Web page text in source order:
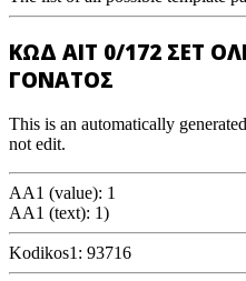
ΚΩΔ ΑΙΤ 0/172 ΣΕΤ
ΓΟΝΑΤΟΣ
This is an automatically
not edit.
AA1 (value): 1
AA1 (text): 1)
Kodikos1: 93716